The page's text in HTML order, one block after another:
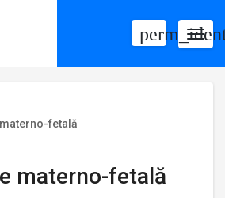
fetală
materno-fetală